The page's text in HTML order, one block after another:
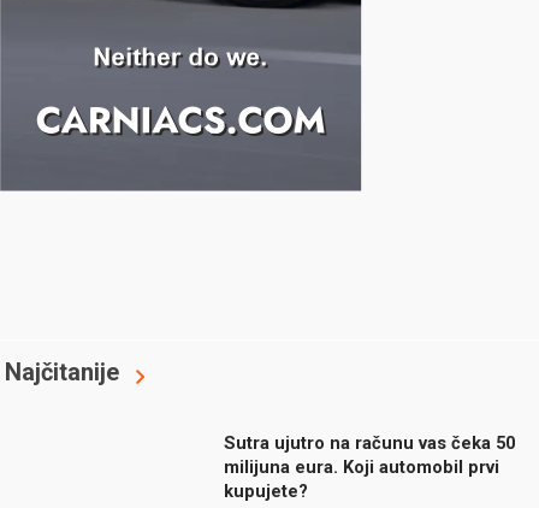
Najčitanije
Sutra ujutro na računu vas čeka 50
milijuna eura. Koji automobil prvi
kupujete?